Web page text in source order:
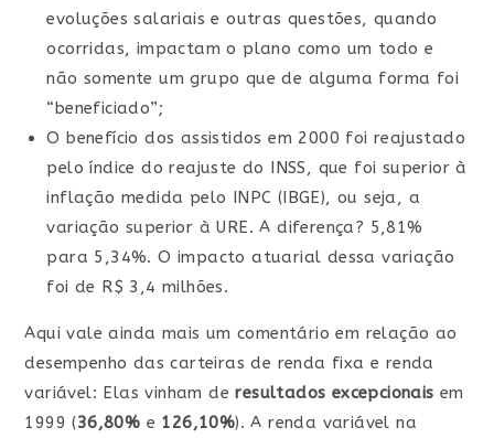
evoluções salariais e outras questões, quando
ocorridas, impactam o plano como um todo e
não somente um grupo que de alguma forma foi
“beneficiado”;
O benefício dos assistidos em 2000 foi reajustado
pelo índice do reajuste do INSS, que foi superior à
inflação medida pelo INPC (IBGE), ou seja, a
variação superior à URE. A diferença? 5,81%
para 5,34%. O impacto atuarial dessa variação
foi de R$ 3,4 milhões.
Aqui vale ainda mais um comentário em relação ao
desempenho das carteiras de renda fixa e renda
variável: Elas vinham deresultados excepcionais em
1999 (36,80% e 126,10%). A renda variável na